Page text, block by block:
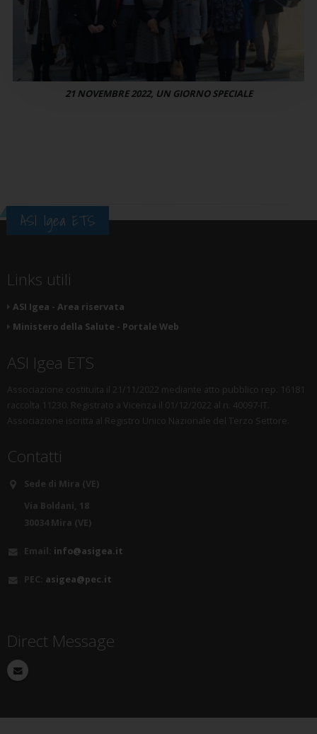
21 NOVEMBRE 2022, UN GIORNO SPECIALE
ASI Igea ETS
Links utili
ASI Igea - Area riservata
Ministero della Salute - Portale Web
ASI Igea ETS
Associazione costituita il 21/11/2022 mediante atto pubblico rep. 16181
raccolta 11230. Registrato a Vicenza il 01/12/2022 al n. 40097-IT.
Associazione iscritta al Registro Unico Nazionale del Terzo Settore.
Contatti
Sede di Mira (VE)
Via Boldani, 18
30034 Mira (VE)
Email: info@asigea.it
PEC: asigea@pec.it
Direct Message